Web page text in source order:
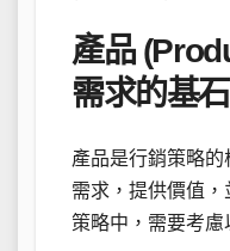
產品
需求的基石
產品是行銷策略
需求，提供價值
策略中，需要考慮